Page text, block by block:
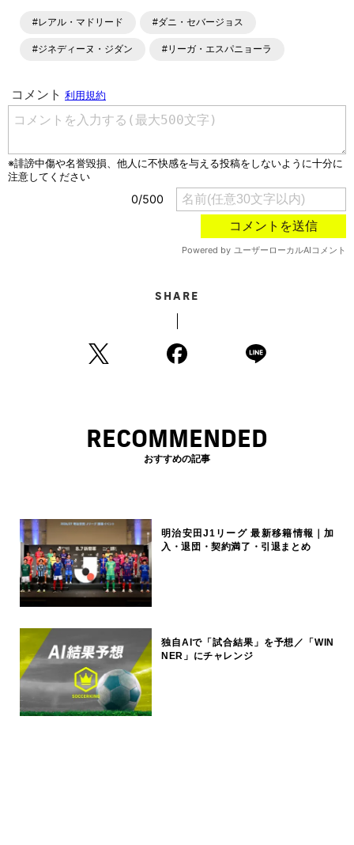
ます。「X」「Instagram」「YouTube」「TikTok」など、
#レアル・マドリード #ダニ・セバージョス
#ジネディーヌ・ジダン #リーガ・エスパニョーラ
SHARE
RECOMMENDED
おすすめの記事
明治安田J1リーグ 最新移籍情報｜加
入・退団・契約満了・引退まとめ
独自AIで「試合結果」を予想／「WIN
NER」にチャレンジ